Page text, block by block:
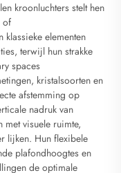
kroonluchters stelt hen
of
klassieke elementen
terwijl hun strakke
spaces
kristalsoorten en
afstemming op
nadruk van
met visuele ruimte,
lijken. Hun flexibele
plafondhoogtes en
de optimale